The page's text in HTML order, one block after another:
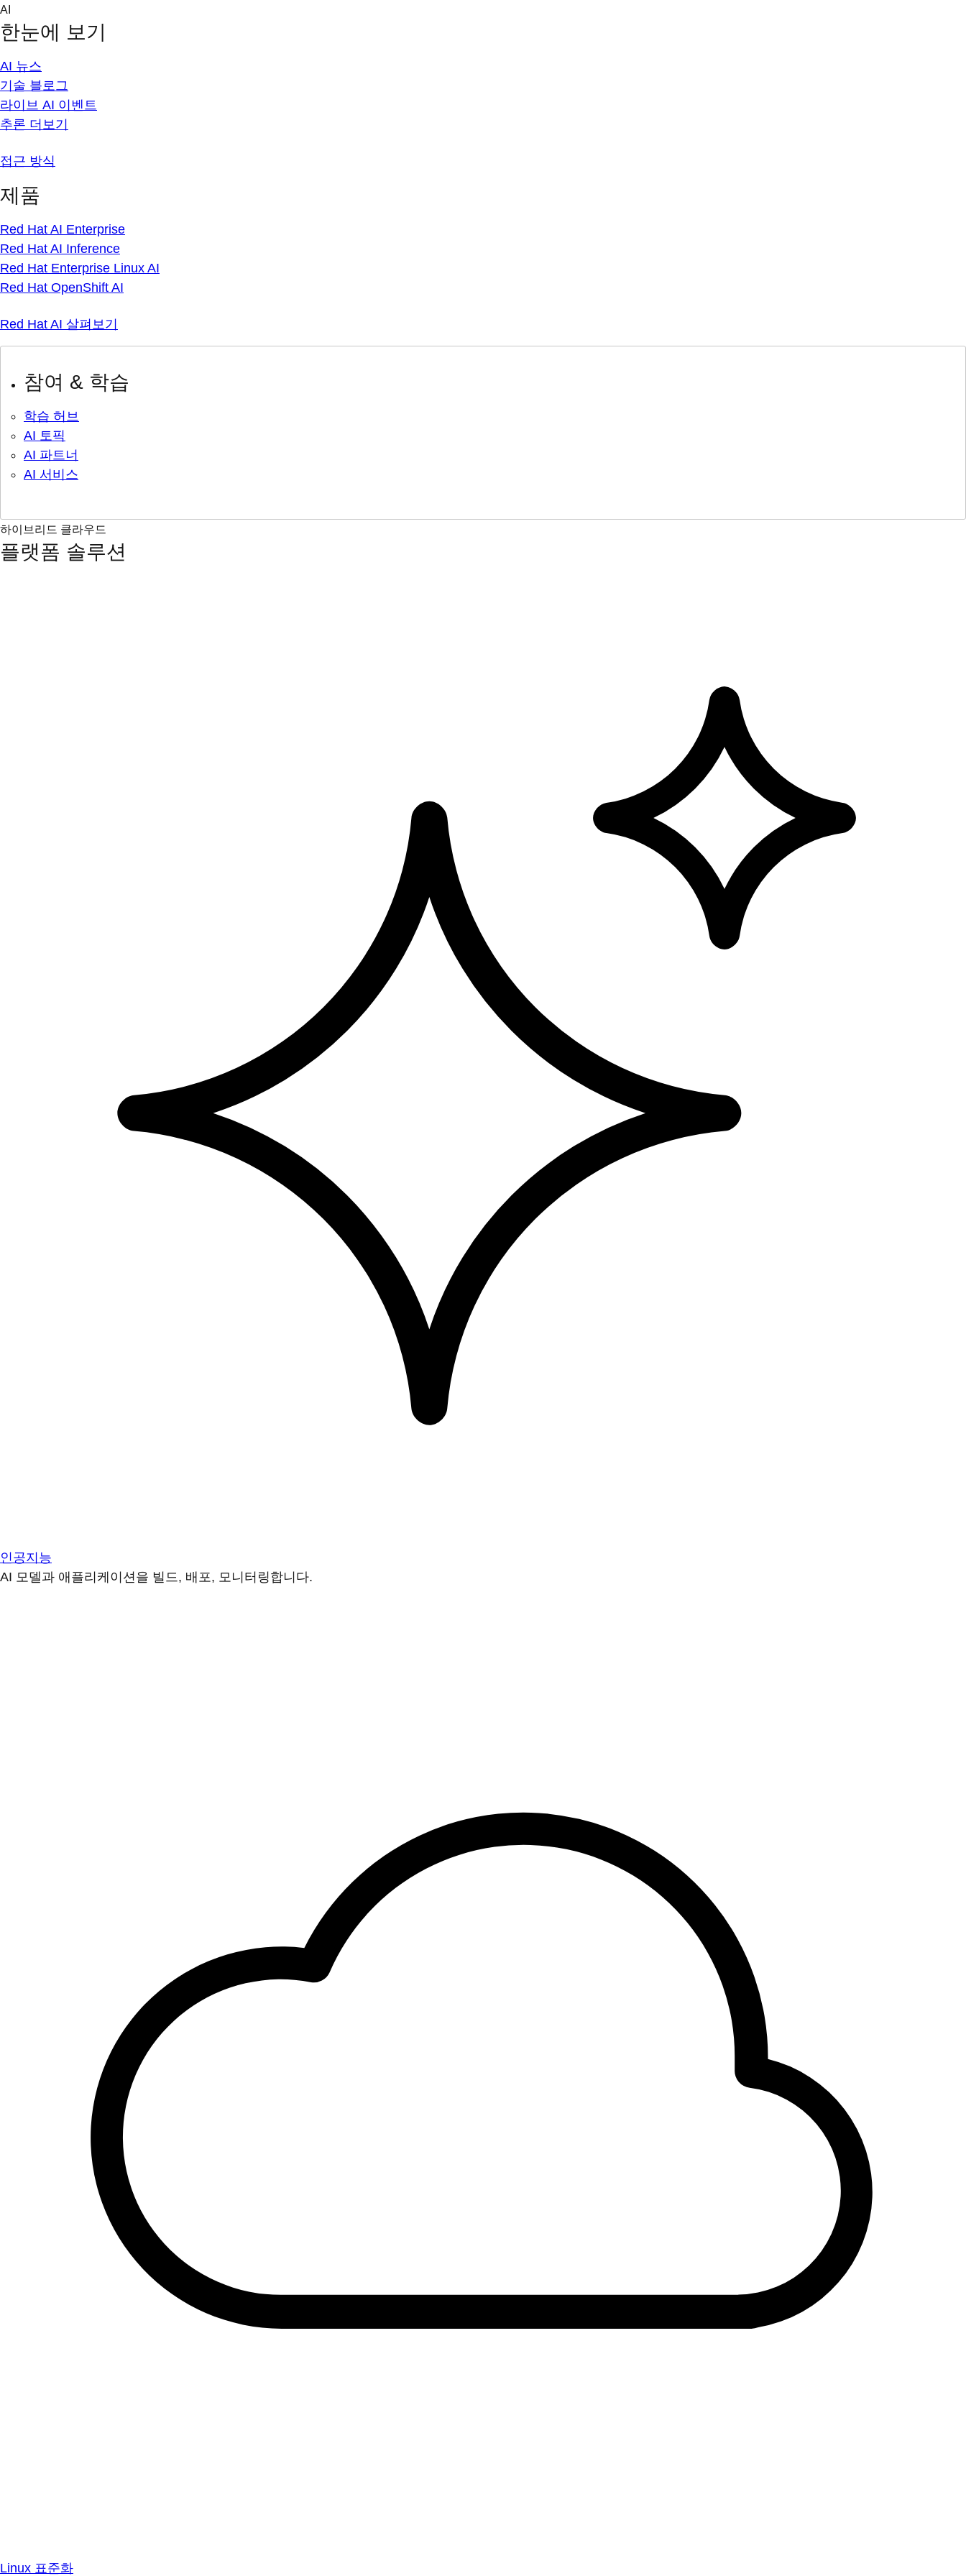
Skip
content
AI
한눈에 보기
AI 뉴스
기술 블로그
라이브 AI 이벤트
추론 더보기
접근 방식
제품
Red Hat AI Enterprise
Red Hat AI Inference
Red Hat Enterprise Linux AI
Red Hat OpenShift AI
Red Hat AI 살펴보기
참여 & 학습
학습 허브
AI 토픽
AI 파트너
AI 서비스
하이브리드 클라우드
플랫폼 솔루션
인공지능
AI 모델과 애플리케이션을 빌드, 배포, 모니터링합니다.
Linux 표준화